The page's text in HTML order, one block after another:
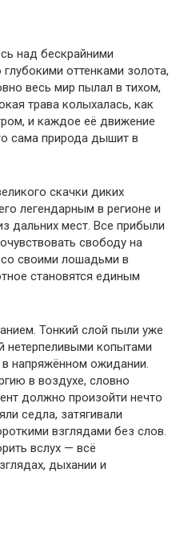
над бескрайними
оттенками золота,
весь мир пылал в тихом,
трава колыхалась, как
и каждое её движение
сама природа дышит в
скачки диких
легендарным в регионе и
дальних мест. Все прибыли
свободу на
своими лошадьми в
становятся единым
Тонкий слой пыли уже
нетерпеливыми копытами
напряжённом ожидании.
в воздухе, словно
должно произойти нечто
седла, затягивали
взглядами без слов.
вслух — всё
дыхании и